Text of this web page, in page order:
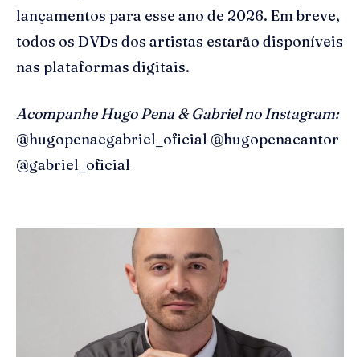
lançamentos para esse ano de 2026. Em breve,
todos os DVDs dos artistas estarão disponíveis
nas plataformas digitais.
Acompanhe Hugo Pena & Gabriel no Instagram:
@hugopenaegabriel_oficial @hugopenacantor
@gabriel_oficial